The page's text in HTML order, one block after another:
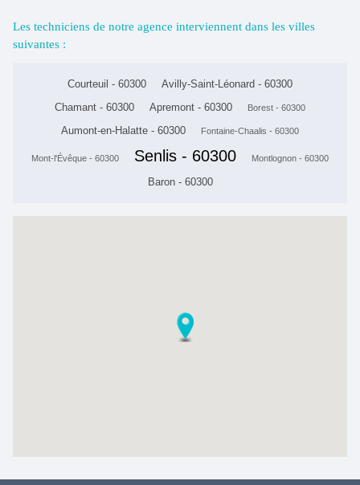
Les techniciens de notre agence interviennent dans les villes
suivantes :
Courteuil - 60300
Avilly-Saint-Léonard - 60300
Chamant - 60300
Apremont - 60300 Borest - 60300
Aumont-en-Halatte - 60300 Fontaine-Chaalis - 60300
Mont-l'Évêque - 60300 Senlis - 60300 Montlognon - 60300
Baron - 60300